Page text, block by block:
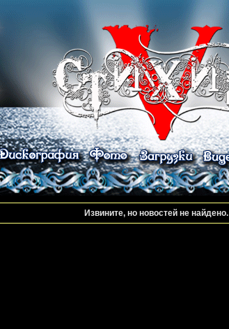
Извините, но новостей не найдено.